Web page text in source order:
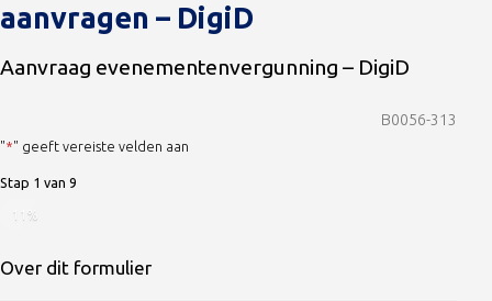
aanvragen – DigiD
Aanvraag evenementenvergunning – DigiD
B0056-313
"*" geeft vereiste velden aan
Stap 1 van 9
11%
Over dit formulier